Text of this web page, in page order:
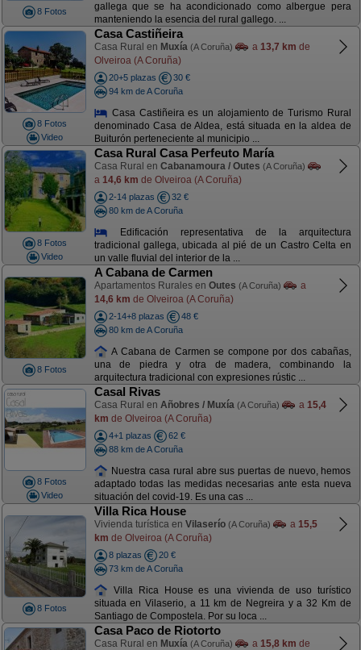
8 Fotos
gallega que se ha acondicionado como albergue pera
manteniendo la esencia del rural gallego. ...
8 Fotos
Video
Casa Castiñeira
Casa Rural en Muxía (A Coruña) a 13,7 km de
Olveiroa (A Coruña)
20+5 plazas
30 €
94 km de A Coruña
Casa Castiñeira es un alojamiento de Turismo Rural
denominado Casa de Aldea, está situada en la aldea de
Buiturón perteneciente al municipio ...
8 Fotos
Video
Casa Rural Casa Perfeuto María
Casa Rural en Cabanamoura / Outes (A Coruña)
a 14,6 km de Olveiroa (A Coruña)
2-14 plazas
32 €
80 km de A Coruña
Edificación representativa de la arquitectura
tradicional gallega, ubicada al pié de un Castro Celta en
un valle fluvial del interior de la ...
8 Fotos
A Cabana de Carmen
Apartamentos Rurales en Outes (A Coruña)
a
14,6 km de Olveiroa (A Coruña)
2-14+8 plazas
48 €
80 km de A Coruña
A Cabana de Carmen se compone por dos cabañas,
una de piedra y otra de madera, combinando la
arquitectura tradicional con expresiones rústic ...
8 Fotos
Video
Casal Rivas
Casa Rural en Añobres / Muxía (A Coruña) a 15,4
km de Olveiroa (A Coruña)
4+1 plazas
62 €
88 km de A Coruña
Nuestra casa rural abre sus puertas de nuevo, hemos
adaptado todas las medidas necesarias ante esta nueva
situación del covid-19. Es una cas ...
8 Fotos
Villa Rica House
Vivienda turística en Vilaserío (A Coruña) a 15,5
km de Olveiroa (A Coruña)
8 plazas
20 €
73 km de A Coruña
Villa Rica House es una vivienda de uso turístico
situada en Vilaserio, a 11 km de Negreira y a 32 Km de
Santiago de Compostela. Por su loca ...
Casa Paco de Riotorto
Casa Rural en Muxía (A Coruña) a 15,8 km de